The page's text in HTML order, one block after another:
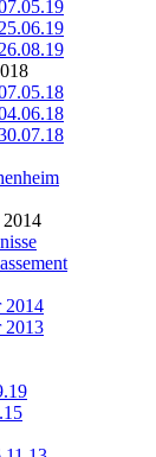
2014
2014
2013